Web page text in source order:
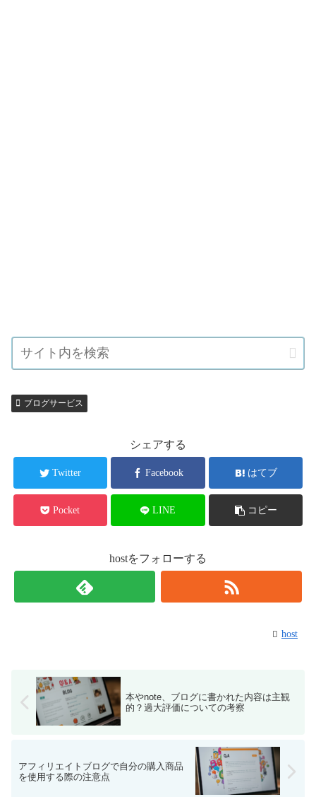
ブログサービス
シェアする
Twitter Facebook はてブ
Pocket LINE コピー
hostをフォローする
host
本やnote、ブログに書かれた内容は主観
的？過大評価についての考察
アフィリエイトブログで自分の購入商品
を使用する際の注意点